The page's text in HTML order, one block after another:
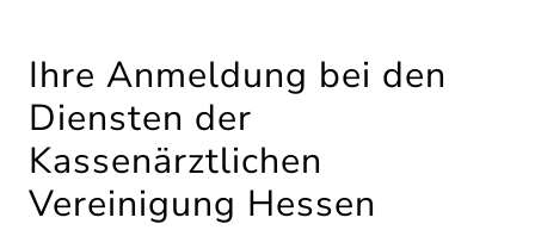
Ihre Anmeldung bei den
Diensten der
Kassenärztlichen
Vereinigung Hessen